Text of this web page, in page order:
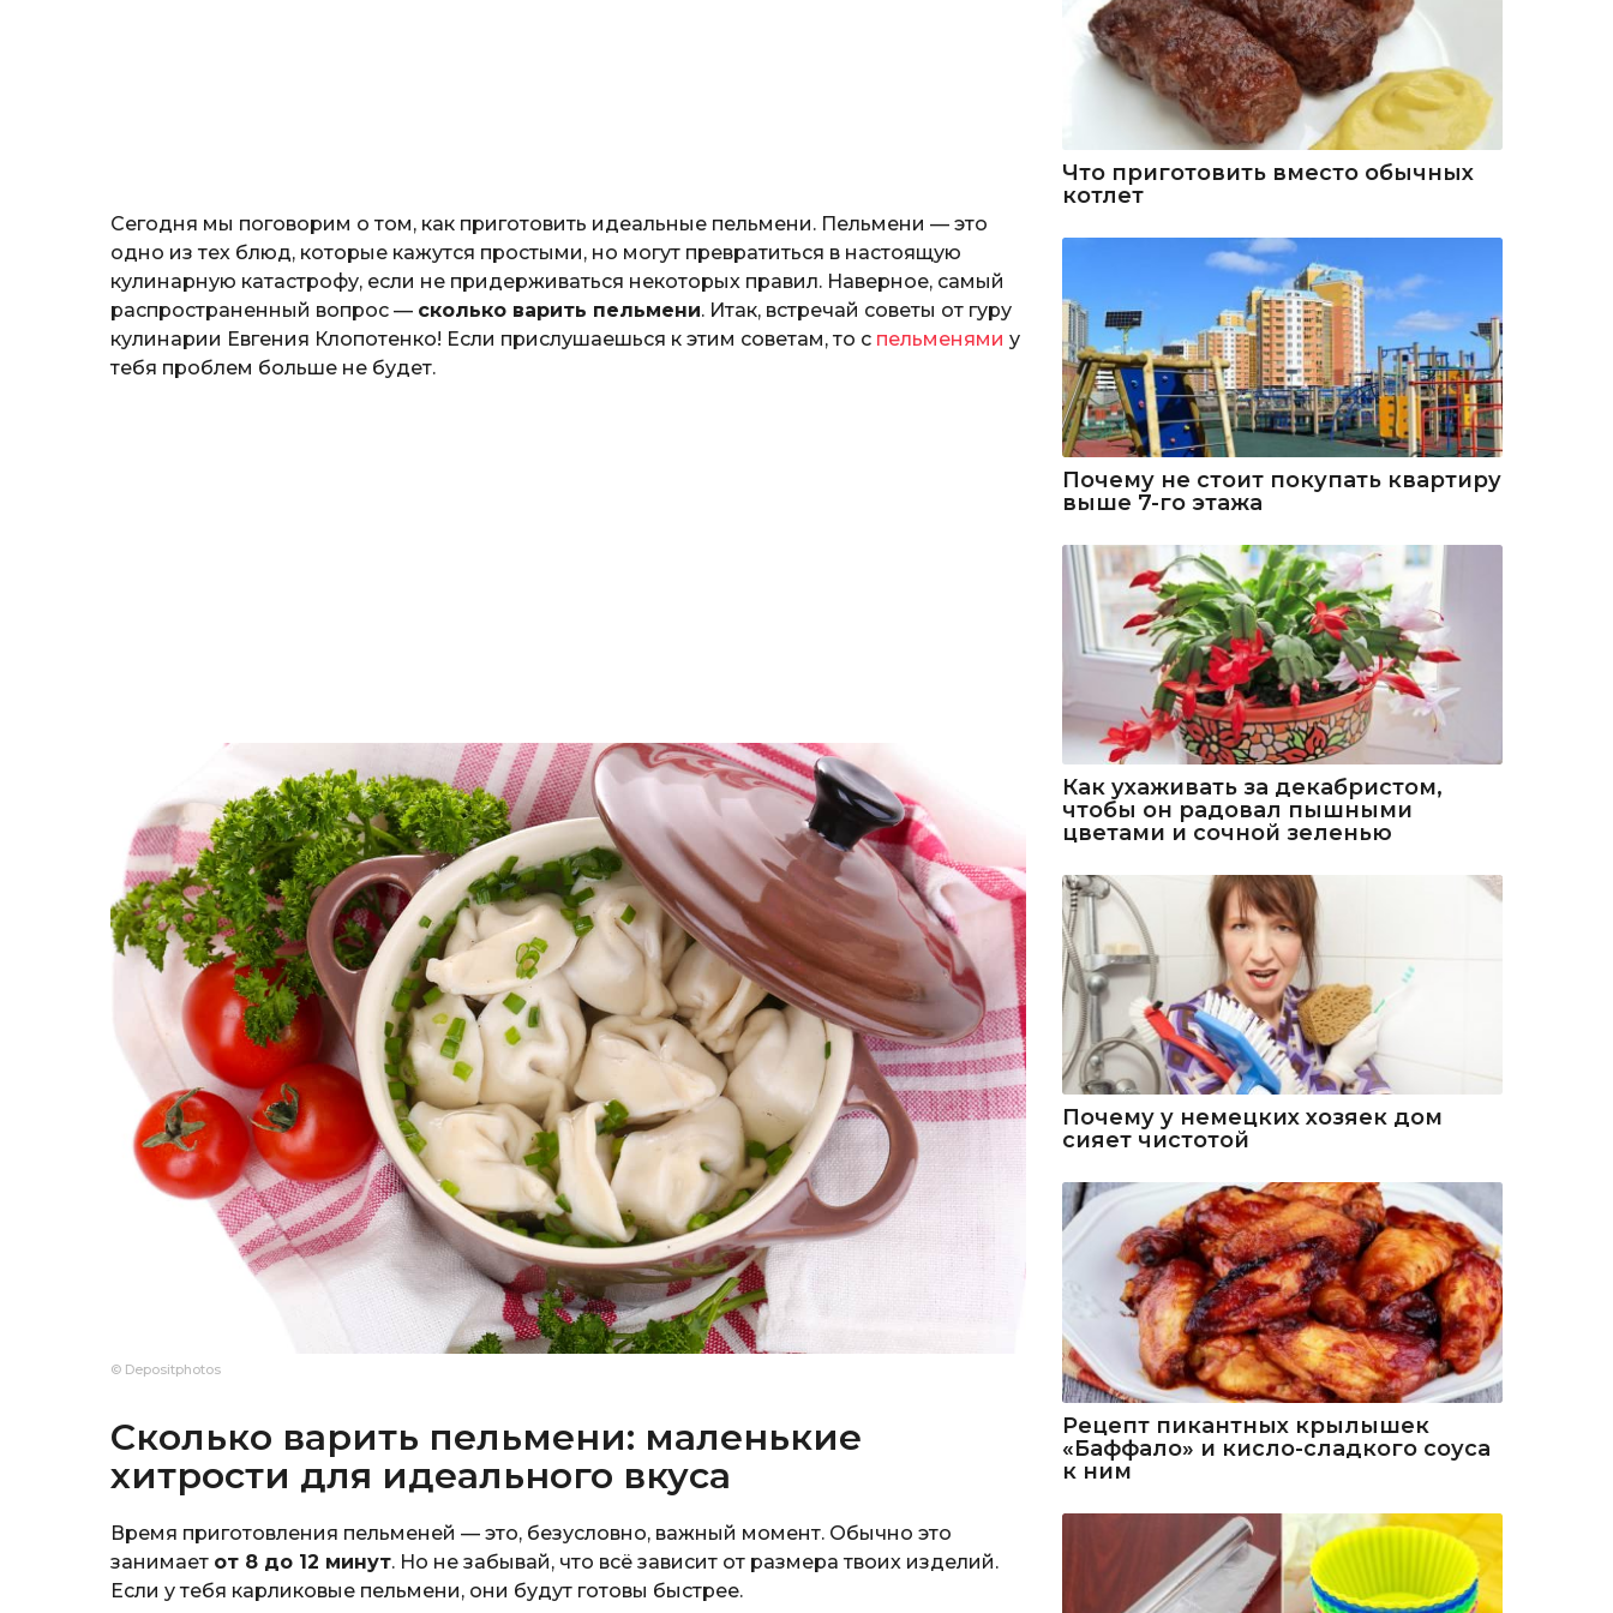
Сегодня мы поговорим о том, как приготовить идеальные пельмени. Пельмени — это
одно из тех блюд, которые кажутся простыми, но могут превратиться в настоящую
кулинарную катастрофу, если не придерживаться некоторых правил. Наверное, самый
распространенный вопрос — сколько варить пельмени. Итак, встречай советы от гуру
кулинарии Евгения Клопотенко! Если прислушаешься к этим советам, то с пельменями у
тебя проблем больше не будет.
© Depositphotos
Сколько варить пельмени: маленькие
хитрости для идеального вкуса
Время приготовления пельменей — это, безусловно, важный момент. Обычно это
занимает от 8 до 12 минут. Но не забывай, что всё зависит от размера твоих изделий.
Если у тебя карликовые пельмени, они будут готовы быстрее.
Что приготовить вместо обычных
котлет
Почему не стоит покупать квартиру
выше 7-го этажа
Как ухаживать за декабристом,
чтобы он радовал пышными
цветами и сочной зеленью
Почему у немецких хозяек дом
сияет чистотой
Рецепт пикантных крылышек
«Баффало» и кисло-сладкого соуса
к ним